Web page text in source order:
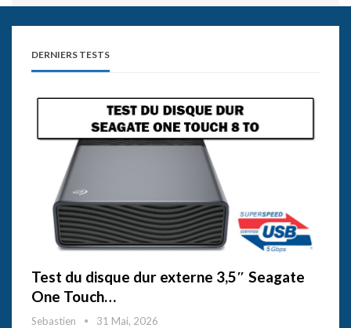
DERNIERS TESTS
Test du disque dur externe 3,5″ Seagate
One Touch…
Sebastien 31 Mai, 2026